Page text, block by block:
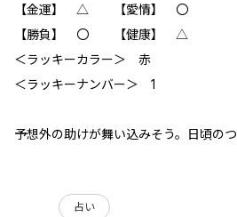
【金運】 △ 【愛情】 〇
【勝負】 〇 【健康】 △
＜ラッキーカラー＞ 赤
＜ラッキーナンバー＞ 1
予想外の助けが舞い込みそう。日頃の
占い